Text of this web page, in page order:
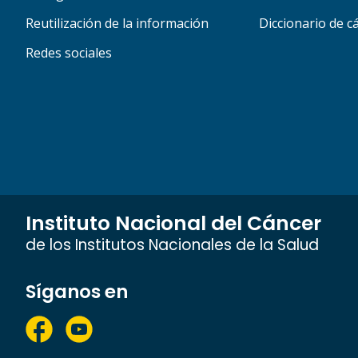
Reutilización de la información
Redes sociales
Diccionario de
Instituto Nacional del Cáncer
de los Institutos Nacionales de la Salud
Síganos en